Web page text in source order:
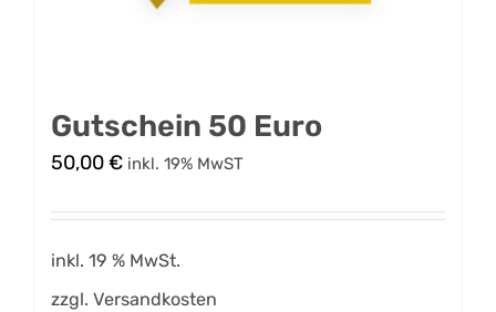
Gutschein 50 Euro
50,00€ inkl. 19% MwST
inkl. 19 % MwSt.
zzgl. Versandkosten